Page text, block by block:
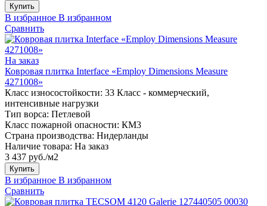
Купить
В избранное В избранном
Сравнить
На заказ
Ковровая плитка Interface «Employ Dimensions Measure
4271008»
Класс износостойкости: 33 Класс - коммерческий,
интенсивные нагрузки
Тип ворса: Петлевой
Класс пожарной опасности: КМ3
Страна производства: Нидерланды
Наличие товара: На заказ
3 437 руб./м2
Купить
В избранное В избранном
Сравнить